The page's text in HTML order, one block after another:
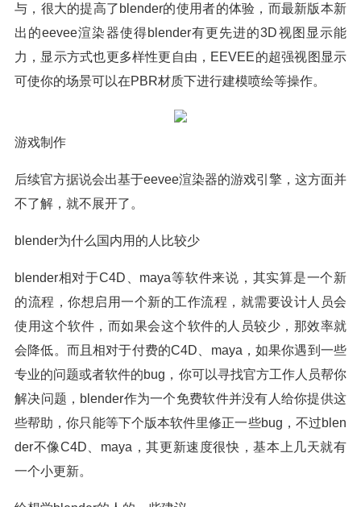
与，很大的提高了blender的使用者的体验，而最新版本新
出的eevee渲染器使得blender有更先进的3D视图显示能
力，显示方式也更多样性更自由，EEVEE的超强视图显示
可使你的场景可以在PBR材质下进行建模喷绘等操作。
游戏制作
后续官方据说会出基于eevee渲染器的游戏引擎，这方面并
不了解，就不展开了。
blender为什么国内用的人比较少
blender相对于C4D、maya等软件来说，其实算是一个新
的流程，你想启用一个新的工作流程，就需要设计人员会
使用这个软件，而如果会这个软件的人员较少，那效率就
会降低。而且相对于付费的C4D、maya，如果你遇到一些
专业的问题或者软件的bug，你可以寻找官方工作人员帮你
解决问题，blender作为一个免费软件并没有人给你提供这
些帮助，你只能等下个版本软件里修正一些bug，不过blen
der不像C4D、maya，其更新速度很快，基本上几天就有
一个小更新。